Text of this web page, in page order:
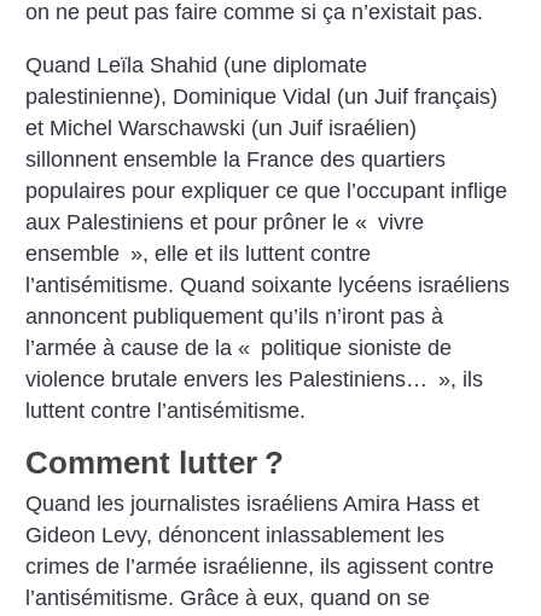
on ne peut pas faire comme si ça n’existait pas.
Quand Leïla Shahid (une diplomate
palestinienne), Dominique Vidal (un Juif français)
et Michel Warschawski (un Juif israélien)
sillonnent ensemble la France des quartiers
populaires pour expliquer ce que l’occupant inflige
aux Palestiniens et pour prôner le « vivre
ensemble », elle et ils luttent contre
l’antisémitisme. Quand soixante lycéens israéliens
annoncent publiquement qu’ils n’iront pas à
l’armée à cause de la « politique sioniste de
violence brutale envers les Palestiniens… », ils
luttent contre l’antisémitisme.
Comment lutter ?
Quand les journalistes israéliens Amira Hass et
Gideon Levy, dénoncent inlassablement les
crimes de l’armée israélienne, ils agissent contre
l’antisémitisme. Grâce à eux, quand on se